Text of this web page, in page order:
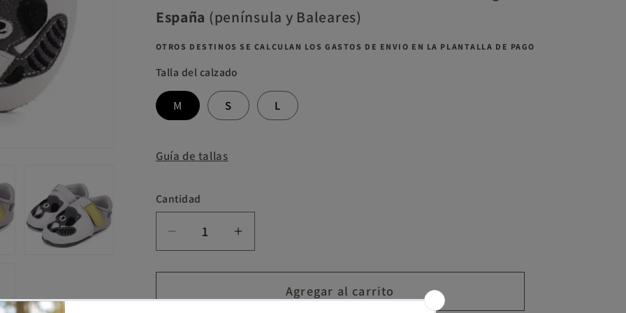
España (península y Baleares)
OTROS DESTINOS SE CALCULAN LOS GASTOS DE ENVIO EN LA PLANTALLA DE PAGO
Talla del calzado
M S L
Guía de tallas
Cantidad
Cantidad
Reducir
cantidad
para
Aumentar
cantidad
para
Agregar al carrito